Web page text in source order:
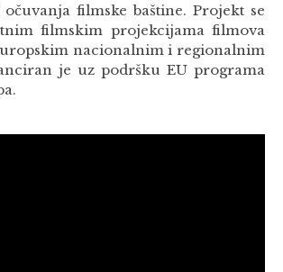
filmske baštine. Projekt se
filmskim projekcijama filmova
nacionalnim i regionalnim
je uz podršku EU programa